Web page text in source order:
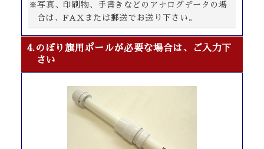
※写真、印刷物、手書きなどのアナログデータの場
合は、FAXまたは郵送でお送り下さい。
4.のぼり旗用ポールが必要な場合は、ご入力下
さい